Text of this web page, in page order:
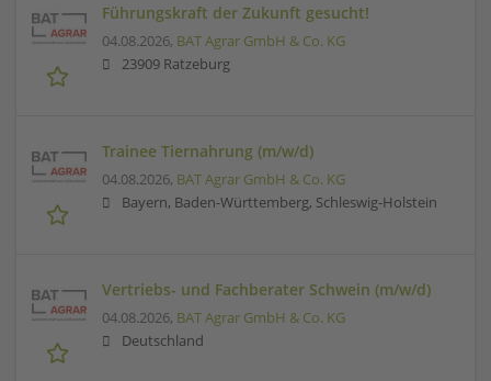
Führungskraft der Zukunft gesucht!
04.08.2026, BAT Agrar GmbH & Co. KG
23909 Ratzeburg
Trainee Tiernahrung (m/w/d)
04.08.2026, BAT Agrar GmbH & Co. KG
Bayern, Baden-Württemberg, Schleswig-Holstein
Vertriebs- und Fachberater Schwein (m/w/d)
04.08.2026, BAT Agrar GmbH & Co. KG
Deutschland